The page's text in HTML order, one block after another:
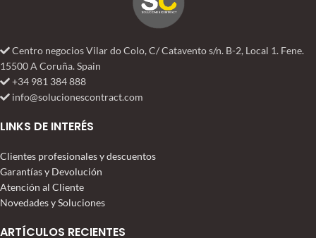
Centro negocios Vilar do Colo, C/ Catavento s/n. B-2, Local 1. Fene.
15500 A Coruña. Spain
+34 981 384 888
info@solucionescontract.com
LINKS DE INTERÉS
Clientes profesionales y descuentos
Garantías y Devolución
Atención al Cliente
Novedades y Soluciones
ARTÍCULOS RECIENTES